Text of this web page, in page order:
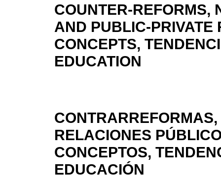
COUNTER-REFORMS,
AND PUBLIC-PRIVATE
CONCEPTS,
EDUCATION
RELACIONES
CONCEPTOS,
EDUCACIÓN